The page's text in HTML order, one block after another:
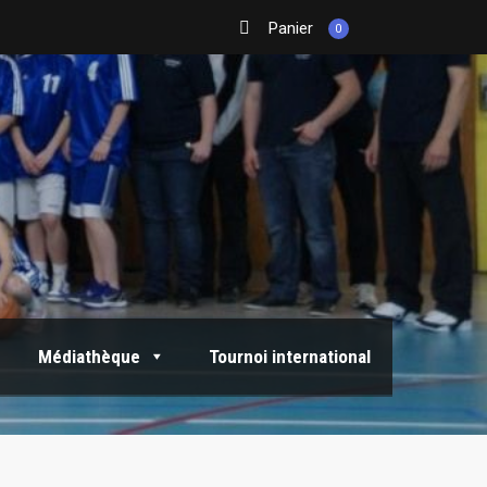
Panier 0
Médiathèque Tournoi international